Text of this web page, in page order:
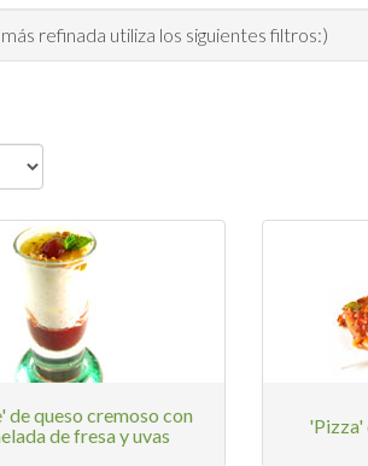
refinada utiliza los siguientes filtros:)
de queso cremoso con
de fresa y uvas
'Pizza'